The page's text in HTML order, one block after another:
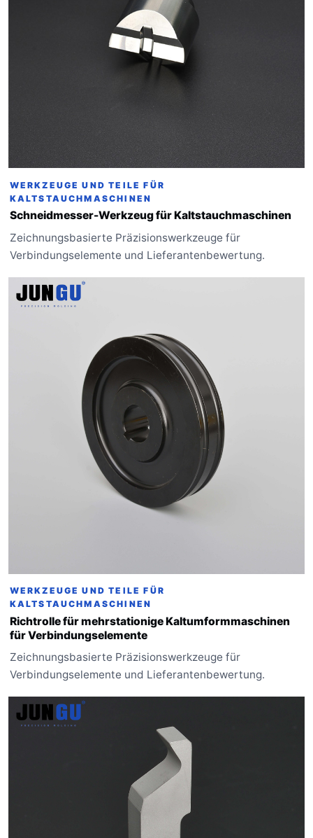
WERKZEUGE UND TEILE FÜR
KALTSTAUCHMASCHINEN
Schneidmesser-Werkzeug für Kaltstauchmaschinen
Zeichnungsbasierte Präzisionswerkzeuge für
Verbindungselemente und Lieferantenbewertung.
WERKZEUGE UND TEILE FÜR
KALTSTAUCHMASCHINEN
Richtrolle für mehrstationige Kaltumformmaschinen
für Verbindungselemente
Zeichnungsbasierte Präzisionswerkzeuge für
Verbindungselemente und Lieferantenbewertung.